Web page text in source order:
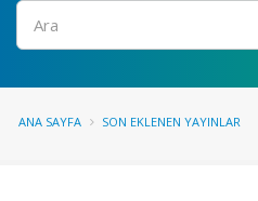
Ara
ANA SAYFA SON EKLENEN YAYINLAR